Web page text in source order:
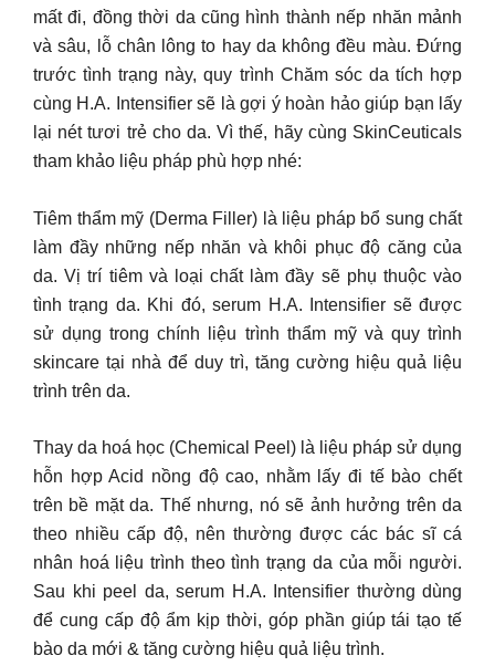
mất đi, đồng thời da cũng hình thành nếp nhăn mảnh
và sâu, lỗ chân lông to hay da không đều màu. Đứng
trước tình trạng này, quy trình Chăm sóc da tích hợp
cùng H.A. Intensifier sẽ là gợi ý hoàn hảo giúp bạn lấy
lại nét tươi trẻ cho da. Vì thế, hãy cùng SkinCeuticals
tham khảo liệu pháp phù hợp nhé:
Tiêm thẩm mỹ (Derma Filler) là liệu pháp bổ sung chất
làm đầy những nếp nhăn và khôi phục độ căng của
da. Vị trí tiêm và loại chất làm đầy sẽ phụ thuộc vào
tình trạng da. Khi đó, serum H.A. Intensifier sẽ được
sử dụng trong chính liệu trình thẩm mỹ và quy trình
skincare tại nhà để duy trì, tăng cường hiệu quả liệu
trình trên da.
Thay da hoá học (Chemical Peel) là liệu pháp sử dụng
hỗn hợp Acid nồng độ cao, nhằm lấy đi tế bào chết
trên bề mặt da. Thế nhưng, nó sẽ ảnh hưởng trên da
theo nhiều cấp độ, nên thường được các bác sĩ cá
nhân hoá liệu trình theo tình trạng da của mỗi người.
Sau khi peel da, serum H.A. Intensifier thường dùng
để cung cấp độ ẩm kịp thời, góp phần giúp tái tạo tế
bào da mới & tăng cường hiệu quả liệu trình.